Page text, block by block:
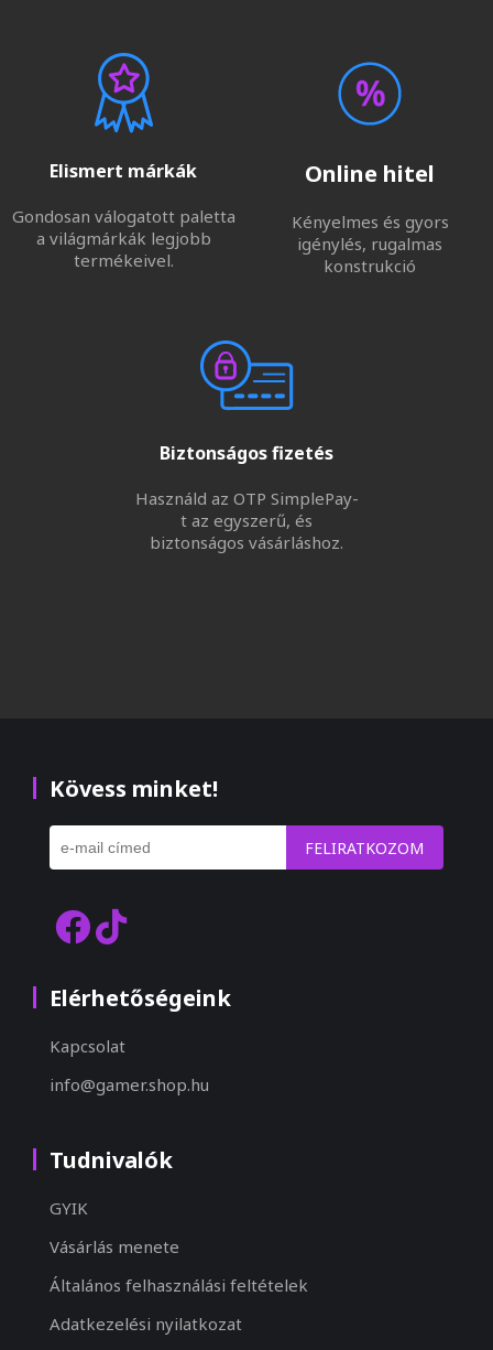
Elismert márkák
Gondosan válogatott paletta
a világmárkák legjobb
termékeivel.
Online hitel
Kényelmes és gyors
igénylés, rugalmas
konstrukció
Biztonságos fizetés
Használd az OTP SimplePay-
t az egyszerű, és
biztonságos vásárláshoz.
Kövess minket!
FELIRATKOZOM
Elérhetőségeink
Kapcsolat
info@gamer.shop.hu
Tudnivalók
GYIK
Vásárlás menete
Általános felhasználási feltételek
Adatkezelési nyilatkozat